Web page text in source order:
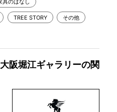
具のはなし
TREE STORY その他
阪堀江ギャラリーの関